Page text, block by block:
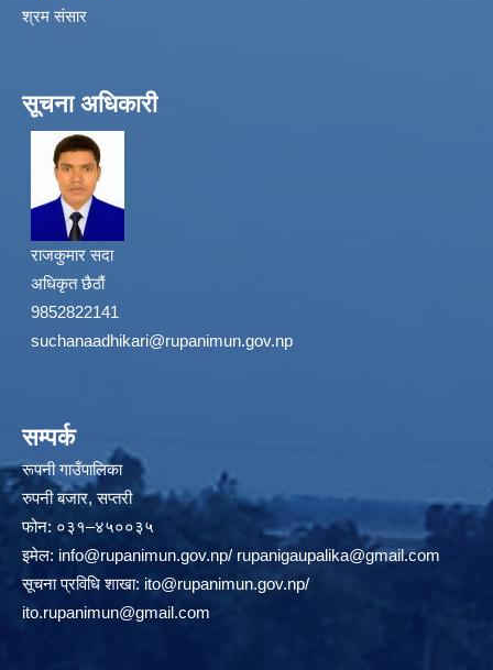
श्रम संसार
सूचना अधिकारी
राजकुमार सदा
अधिकृत छैठौं
9852822141
suchanaadhikari@rupanimun.gov.np
सम्पर्क
रूपनी गाउँपालिका
रुपनी बजार, सप्तरी
फोन: ०३१–४५००३५
इमेल: info@rupanimun.gov.np/ rupanigaupalika@gmail.com
सूचना प्रविधि शाखा: ito@rupanimun.gov.np/
ito.rupanimun@gmail.com